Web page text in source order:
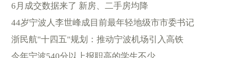
6月成交数据来了 新房、二手房均降
44岁宁波人李世峰成目前最年轻地级市市委书记
浙民航"十四五"规划：推动宁波机场引入高铁